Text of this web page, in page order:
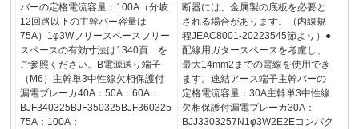
バーの定格電流容量：100A（分岐
12回路以下の主幹バー容量は
75A）1φ3Wフリースペースフリー
スペースの有効寸法は1340頁 を
ご参照ください。B電源送り端子
（M6）主幹単3中性線欠相保護付
漏電ブレーカ40A：50A：60A：
BJF340325BJF350325BJF360325
75A：100A：
断器には、金属製の底板を必要と
される場合があります。（内線規
程JEAC8001-20223545節より）●
配線用ガタースペースを考慮し、
最大14mm2までの電線を使用でき
ます。速結アース端子主幹バーの
定格電流容量：30A主幹単3中性線
欠相保護付漏電ブレーカ30A：
BJJ3303257N1φ3W2E2Eコンパク